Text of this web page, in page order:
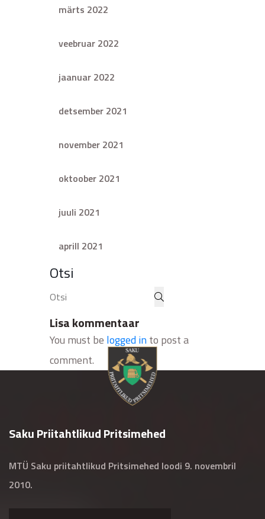
märts 2022
veebruar 2022
jaanuar 2022
detsember 2021
november 2021
oktoober 2021
juuli 2021
aprill 2021
Otsi
Lisa kommentaar
You must be logged into post a
comment.
Saku Priitahtlikud Pritsimehed
MTÜ Saku priitahtlikud Pritsimehed loodi 9. novembril
2010.